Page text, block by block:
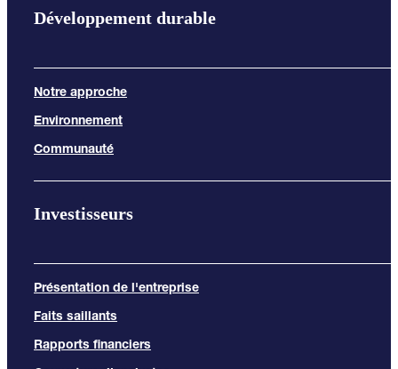
Développement durable
Notre approche
Environnement
Communauté
Investisseurs
Présentation de l'entreprise
Faits saillants
Rapports financiers